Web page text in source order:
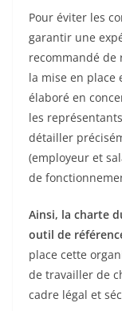
Pour éviter les
garantir une
recommandé
la mise en place
élaboré en
les
détailler
(employeur et
de
Ainsi, la charte
outil de
place cette
de travailler de
cadre légal et